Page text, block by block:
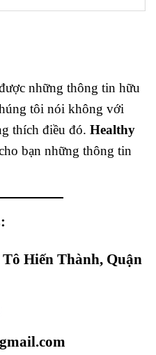
những thông tin hữu
tôi nói không với
thích điều đó. Healthy
bạn những thông tin
Hiến Thành, Quận